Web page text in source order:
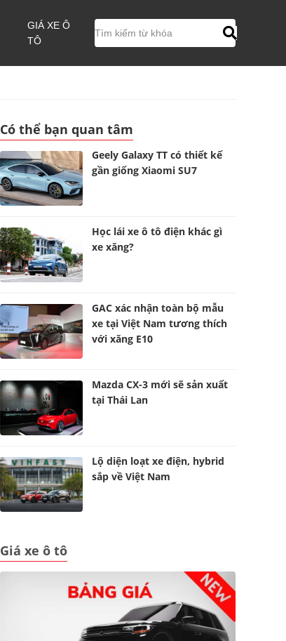
GIÁ XE Ô
TÔ
Có thể bạn quan tâm
Geely Galaxy TT có thiết kế
gần giống Xiaomi SU7
Học lái xe ô tô điện khác gì
xe xăng?
GAC xác nhận toàn bộ mẫu
xe tại Việt Nam tương thích
với xăng E10
Mazda CX-3 mới sẽ sản xuất
tại Thái Lan
Lộ diện loạt xe điện, hybrid
sắp về Việt Nam
Giá xe ô tô